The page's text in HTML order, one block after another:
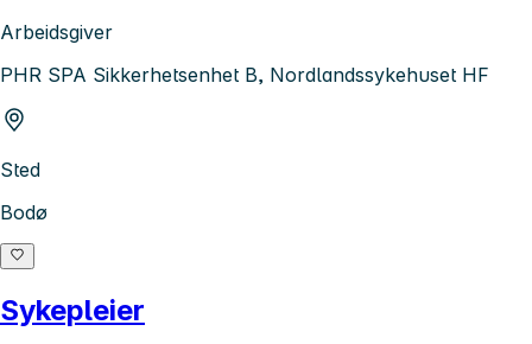
Arbeidsgiver
PHR SPA Sikkerhetsenhet B, Nordlandssykehuset HF
Sted
Bodø
Sykepleier